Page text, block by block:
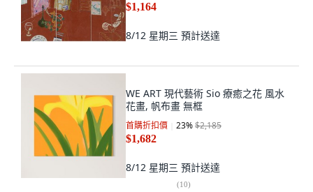
$1,164
8/12 星期三 預計送達
WE ART 現代藝術 Sio 療癒之花 風水
花畫, 帆布畫 無框
首購折扣價 23%$2,185
$1,682
8/12 星期三 預計送達
(10)